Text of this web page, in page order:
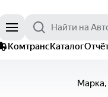
КомтрансКаталог